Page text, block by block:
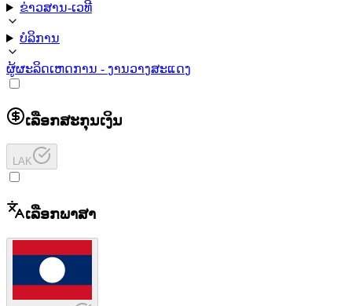
ຂ່າວສານ-ເວທີ
ບໍລິການ
ຜູ້ຜະລິດເຫດການ - ງານວາງສະແດງ
ເລືອກສະກຸນເງິນ
LAK
ເລືອກພາສາ